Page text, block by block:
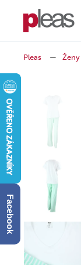
Pleas — Ženy
Facebook